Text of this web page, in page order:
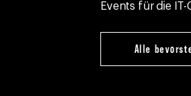
Events für die IT-
Alle